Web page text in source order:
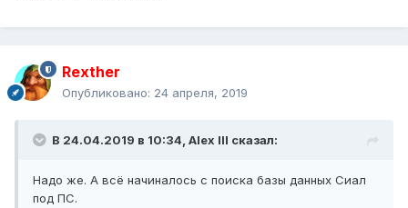
Rexther
Опубликовано: 24 апреля, 2019
В 24.04.2019 в 10:34, Alex IlI сказал:
Надо же. А всё начиналось с поиска базы данных Сиал
под ПС.